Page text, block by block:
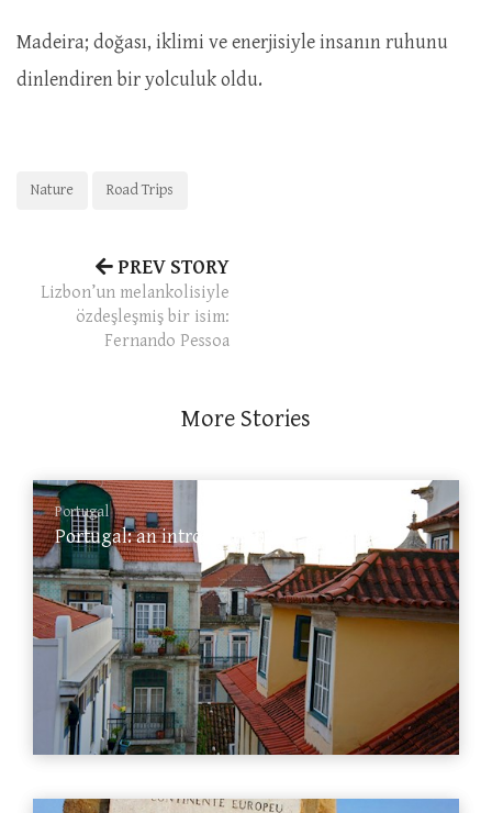
Madeira; doğası, iklimi ve enerjisiyle insanın ruhunu
dinlendiren bir yolculuk oldu.
Nature Road Trips
PREV STORY
Lizbon’un melankolisiyle
özdeşleşmiş bir isim:
Fernando Pessoa
More Stories
Portugal
Portugal: an introduction